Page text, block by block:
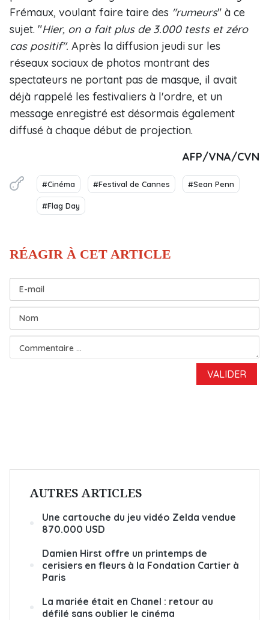
Frémaux, voulant faire taire des "rumeurs" à ce
sujet. "Hier, on a fait plus de 3.000 tests et zéro
cas positif". Après la diffusion jeudi sur les
réseaux sociaux de photos montrant des
spectateurs ne portant pas de masque, il avait
déjà rappelé les festivaliers à l'ordre, et un
message enregistré est désormais également
diffusé à chaque début de projection.
AFP/VNA/CVN
#Cinéma #Festival de Cannes #Sean Penn
#Flag Day
AUTRES ARTICLES
Une cartouche du jeu vidéo Zelda vendue
870.000 USD
Damien Hirst offre un printemps de
cerisiers en fleurs à la Fondation Cartier à
Paris
La mariée était en Chanel : retour au
défilé sans oublier le cinéma